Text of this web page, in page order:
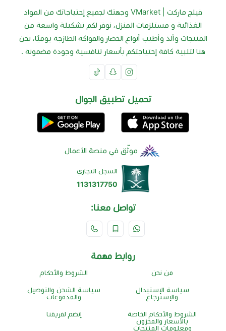
فيلج ماركت | VMarket وجهتك لجميع إحتياجاتك من المواد
الغذائية و مستلزمات المنزل، نوفر لكم تشكيلة واسعة من
المنتجات وألذ وأطيب أنواع الخضار والفواكه الطازجة يوميًا، نحن
هنا لتلبية كافة إحتياجتكم بأسعار تنافسية وجودة مضمونة .
تحميل تطبيق الجوال
موثّق في منصة الأعمال
السجل التجاري
1131317750
تواصل معنا:
روابط مهمة
من نحن الشروط والأحكام
سياسة الإستبدال
والإسترجاع
سياسة الشحن والتوصيل
والمدفوعات
الشروط والأحكام الخاصة
بالأسعار والمخزون
ومعلومات المنتجات
إنضم لفريقنا